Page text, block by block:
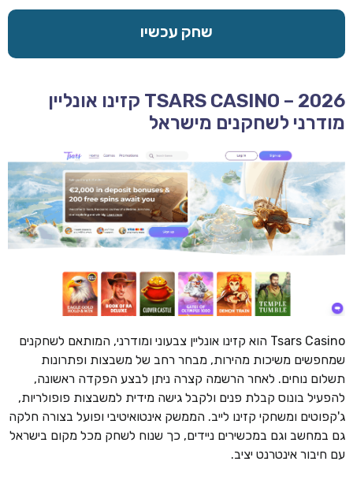
שחק עכשיו
TSARS CASINO – 2026 קזינו אונליין
מודרני לשחקנים מישראל
Tsars Casino הוא קזינו אונליין צבעוני ומודרני, המותאם לשחקנים
שמחפשים משיכות מהירות, מבחר רחב של משבצות ופתרונות
תשלום נוחים. לאחר הרשמה קצרה ניתן לבצע הפקדה ראשונה,
להפעיל בונוס קבלת פנים ולקבל גישה מידית למשבצות פופולריות,
ג'קפוטים ומשחקי קזינו לייב. הממשק אינטואיטיבי ופועל בצורה חלקה
גם במחשב וגם במכשירים ניידים, כך שנוח לשחק מכל מקום בישראל
עם חיבור אינטרנט יציב.